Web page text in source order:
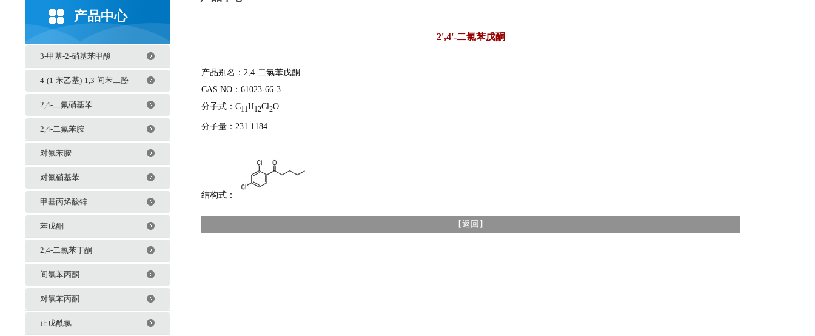
产品中心
3-甲基-2-硝基苯甲酸
4-(1-苯乙基)-1,3-间苯二酚
2,4-二氟硝基苯
2,4-二氟苯胺
对氟苯胺
对氟硝基苯
甲基丙烯酸锌
苯戊酮
2,4-二氯苯丁酮
间氯苯丙酮
对氯苯丙酮
正戊酰氯
2',4'-二氯苯戊酮
产品别名：2,4-二氯苯戊酮
CAS NO：61023-66-3
分子式：C11H12Cl2O
分子量：231.1184
结构式：
【 返回 】